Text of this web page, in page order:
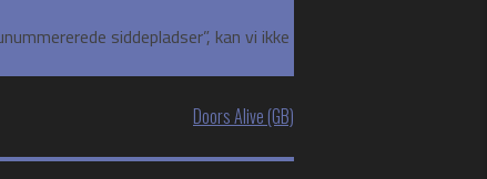
siddepladser”, kan vi ikke
Doors Alive (GB)